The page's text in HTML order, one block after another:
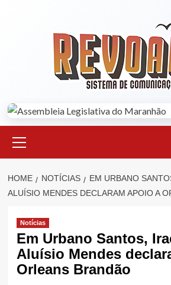
Menu
HOME NOTÍCIAS
EM URBANO
ALUÍSIO MENDES DECLARAM APOIO A
Notícias
Em Urbano Santos,
Aluísio Mendes
Orleans Brandão